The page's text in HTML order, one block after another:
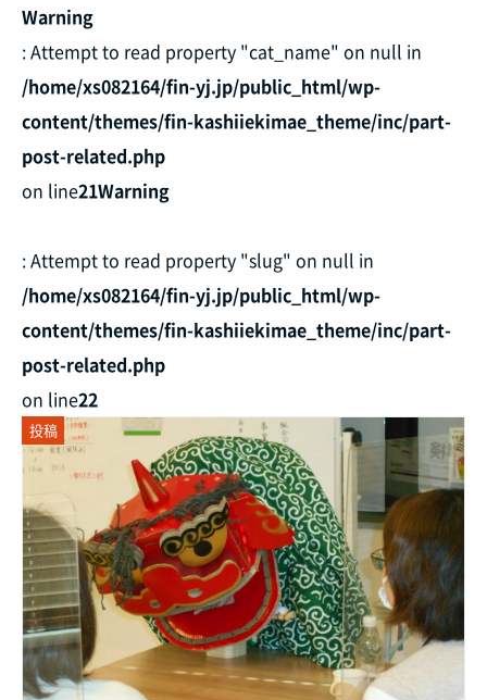
Warning
: Attempt to read property "cat_name" on null in
/home/xs082164/fin-yj.jp/public_html/wp-
content/themes/fin-kashiiekimae_theme/inc/part-
post-related.php
on line21Warning
: Attempt to read property "slug" on null in
/home/xs082164/fin-yj.jp/public_html/wp-
content/themes/fin-kashiiekimae_theme/inc/part-
post-related.php
on line22
投稿